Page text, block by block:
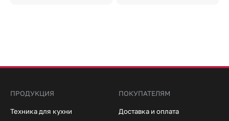
ПРОДУКЦИЯ
Техника для кухни
ПОКУПАТЕЛЯМ
Доставка и оплата